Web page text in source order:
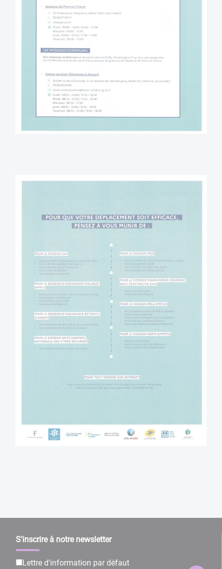
S'inscrire à notre newsletter
Lettre d'information par défaut